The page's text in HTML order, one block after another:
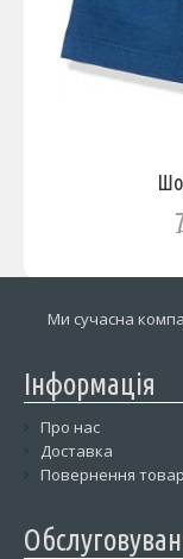
Ми сучасна
Інформація
Про нас
Доставка
Повернення